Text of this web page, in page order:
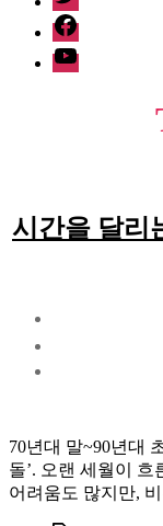
facebook
Youtube
시간을 달리
70년대 말~90년대
돌’. 오랜 세월이
어려움도 많지만,